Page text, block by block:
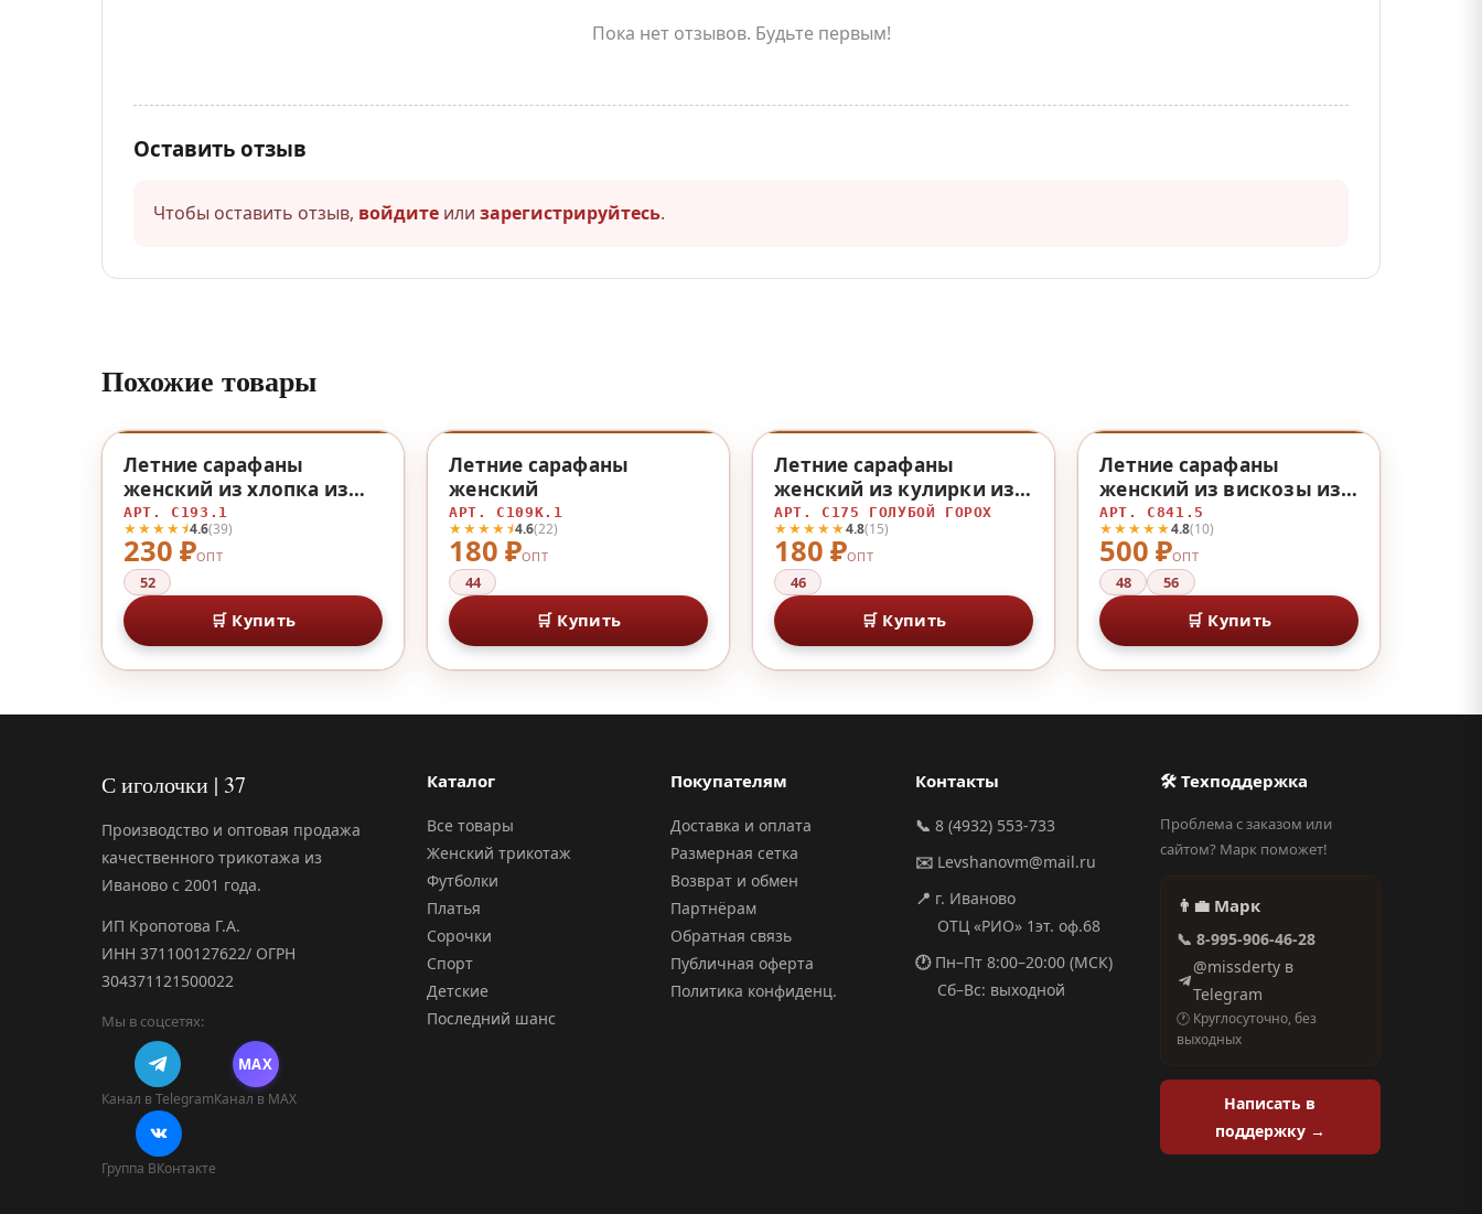
Пока нет отзывов. Будьте первым!
Оставить отзыв
Чтобы оставить отзыв, войдите или зарегистрируйтесь.
Похожие товары
230 ₽ОПТ
★★★★⯨4.6(39)
Летние сарафаны
женский из хлопка из
хлопка
АРТ. С193.1
52
🛒 Купить
180 ₽ОПТ
★★★★⯨4.6(22)
Летние сарафаны
женский
АРТ. С109К.1
44
🛒 Купить
180 ₽ОПТ
★★★★★4.8(15)
Летние сарафаны
женский из кулирки из
кулирки
АРТ. С175 ГОЛУБОЙ ГОРОХ
46
🛒 Купить
500 ₽ОПТ
★★★★★4.8(10)
Летние сарафаны
женский из вискозы из
вискозы
АРТ. С841.5
48 56
🛒 Купить
С иголочки | 37
Производство и оптовая продажа
качественного трикотажа из
Иваново с 2001 года.
ИП Кропотова Г.А.
ИНН 371100127622/ ОГРН
304371121500022
Мы в соцсетях:
Канал в Telegram
MAX
Канал в MAX
Группа ВКонтакте
Каталог
Все товары
Женский трикотаж
Футболки
Платья
Сорочки
Спорт
Детские
Последний шанс
Покупателям
Доставка и оплата
Размерная сетка
Возврат и обмен
Партнёрам
Обратная связь
Публичная оферта
Политика конфиденц.
Контакты
📞 8 (4932) 553-733
✉️ Levshanovm@mail.ru
📍 г. Иваново
ОТЦ «РИО» 1эт. оф.68
🕐Пн–Пт 8:00–20:00 (МСК)
Сб–Вс: выходной
🛠 Техподдержка
Проблема с заказом или
сайтом? Марк поможет!
👨‍💼 Марк
📞 8-995-906-46-28
@missderty в
Telegram
🕐 Круглосуточно, без
выходных
Написать в
поддержку →